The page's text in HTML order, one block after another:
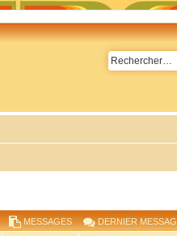
MESSAGES DERNIER